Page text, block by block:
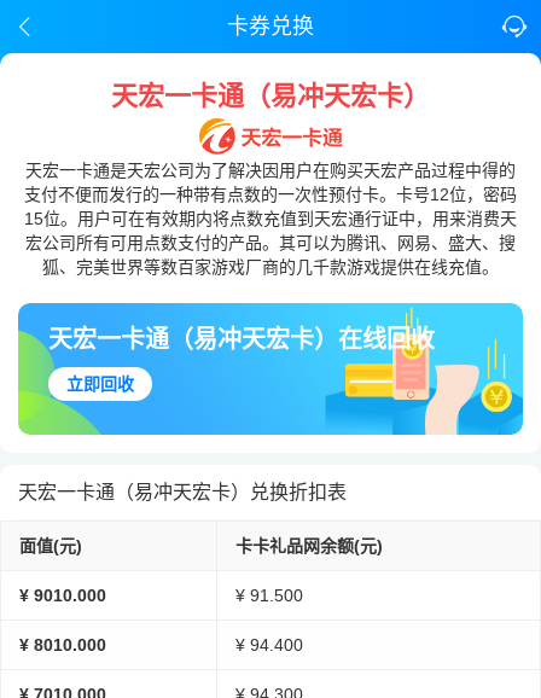
卡券兑换
天宏一卡通（易冲天宏卡）
天宏一卡通是天宏公司为了解决因用户在购买天宏产品过程中得的
支付不便而发行的一种带有点数的一次性预付卡。卡号12位，密码
15位。用户可在有效期内将点数充值到天宏通行证中，用来消费天
宏公司所有可用点数支付的产品。其可以为腾讯、网易、盛大、搜
狐、完美世界等数百家游戏厂商的几千款游戏提供在线充值。
天宏一卡通（易冲天宏卡）在线回收
立即回收
天宏一卡通（易冲天宏卡）兑换折扣表
面值(元) 卡卡礼品网余额(元)
¥ 9010.000 ¥ 91.500
¥ 8010.000 ¥ 94.400